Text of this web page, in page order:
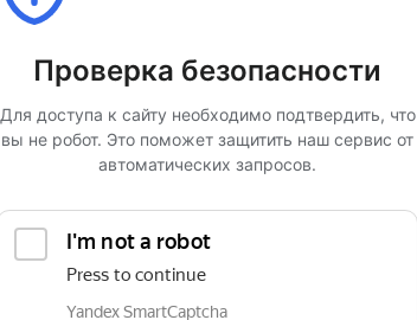
Проверка безопасности
Для доступа к сайту необходимо подтвердить, что
вы не робот. Это поможет защитить наш сервис от
автоматических запросов.